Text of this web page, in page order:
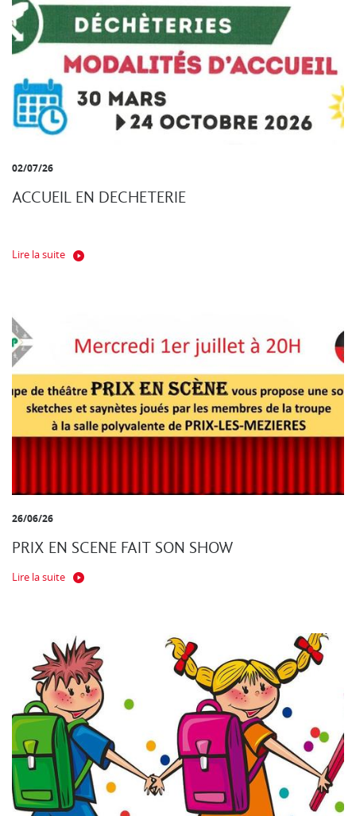
02/07/26
ACCUEIL EN DECHETERIE
Lire la suite
26/06/26
PRIX EN SCENE FAIT SON SHOW
Lire la suite